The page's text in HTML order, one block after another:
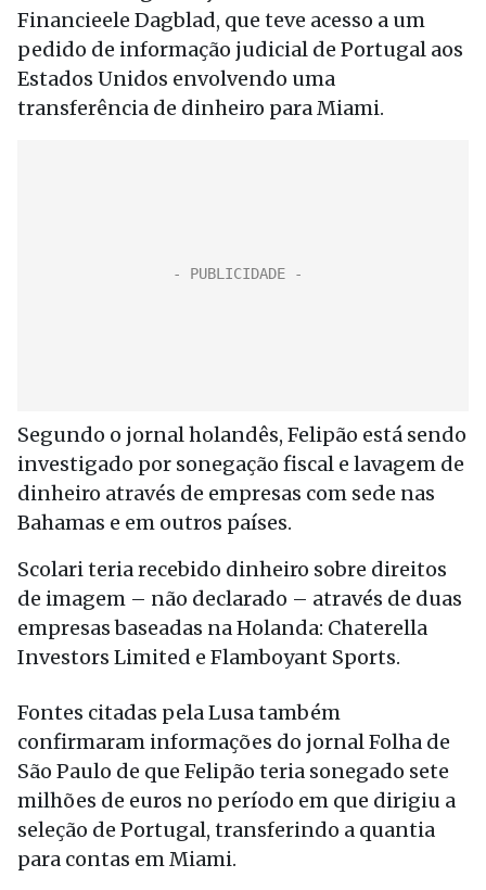
Financieele Dagblad, que teve acesso a um
pedido de informação judicial de Portugal aos
Estados Unidos envolvendo uma
transferência de dinheiro para Miami.
Segundo o jornal holandês, Felipão está sendo
investigado por sonegação fiscal e lavagem de
dinheiro através de empresas com sede nas
Bahamas e em outros países.
Scolari teria recebido dinheiro sobre direitos
de imagem – não declarado – através de duas
empresas baseadas na Holanda: Chaterella
Investors Limited e Flamboyant Sports.
Fontes citadas pela Lusa também
confirmaram informações do jornal Folha de
São Paulo de que Felipão teria sonegado sete
milhões de euros no período em que dirigiu a
seleção de Portugal, transferindo a quantia
para contas em Miami.